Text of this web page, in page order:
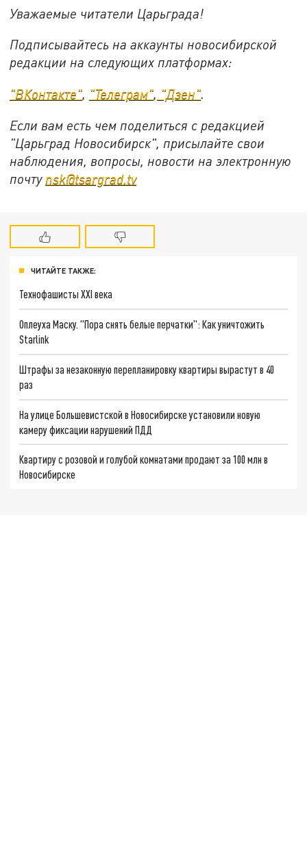
Уважаемые читатели Царьграда!
Подписывайтесь на аккаунты новосибирской
редакции на следующих платформах:
"ВКонтакте", "Телеграм", "Дзен".
Если вам есть чем поделиться с редакцией
"Царьград Новосибирск", присылайте свои
наблюдения, вопросы, новости на электронную
почту nsk@tsargrad.tv
ЧИТАЙТЕ ТАКЖЕ:
Технофашисты XXI века
Оплеуха Маску. "Пора снять белые перчатки": Как уничтожить
Starlink
Штрафы за незаконную перепланировку квартиры вырастут в 40
раз
На улице Большевистской в Новосибирске установили новую
камеру фиксации нарушений ПДД
Квартиру с розовой и голубой комнатами продают за 100 млн в
Новосибирске